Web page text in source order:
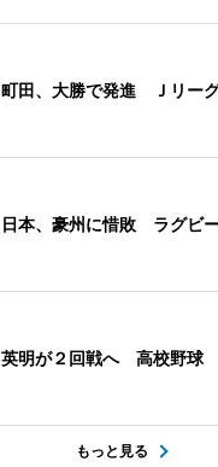
町田、大勝で発進 Ｊリー
日本、豪州に惜敗 ラグビ
英明が２回戦へ 高校野球
もっと見る